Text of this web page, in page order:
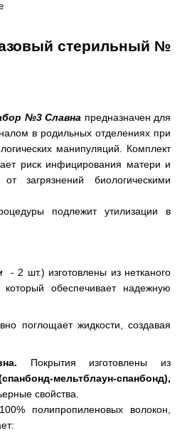
стерильный №
№3 Славна предназначен для
в родильных отделениях при
манипуляций. Комплект
риск инфицирования матери и
загрязнений биологическими
подлежит утилизации в
- 2 шт.) изготовлены из нетканого
обеспечивает надежную
поглощает жидкости, создавая
Покрытия изготовлены из
мельтблаун-спанбонд),
свойства.
полипропиленовых волокон,